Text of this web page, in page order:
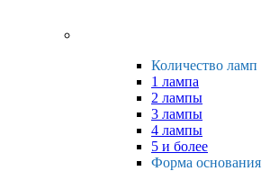
Количество ламп
1 лампа
2 лампы
3 лампы
4 лампы
5 и более
Форма основания